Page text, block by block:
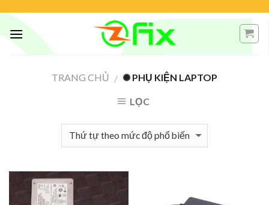
content
TRANG CHỦ / ✺ PHỤ KIỆN LAPTOP
LỌC